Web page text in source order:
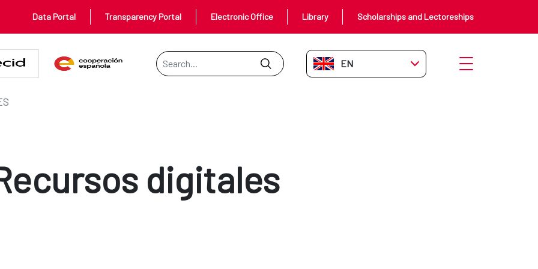
Data Portal Transparency Portal Electronic Office Library Scholarships and Lectoreships
Search Bar
EN-GB Open menu
digitales